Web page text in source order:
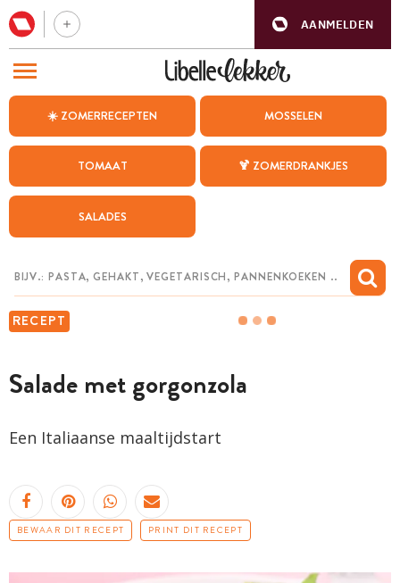
AANMELDEN
☀️ ZOMERRECEPTEN MOSSELEN
TOMAAT 🍹 ZOMERDRANKJES
SALADES
RECEPT
Salade met gorgonzola
Een Italiaanse maaltijdstart
BEWAAR DIT RECEPT PRINT DIT RECEPT
BEZOEK ONZE ANDERE WEBSITES
WEEKMENU
CHAT MET MAIA
MIJN BEWAARDE RECEPTEN